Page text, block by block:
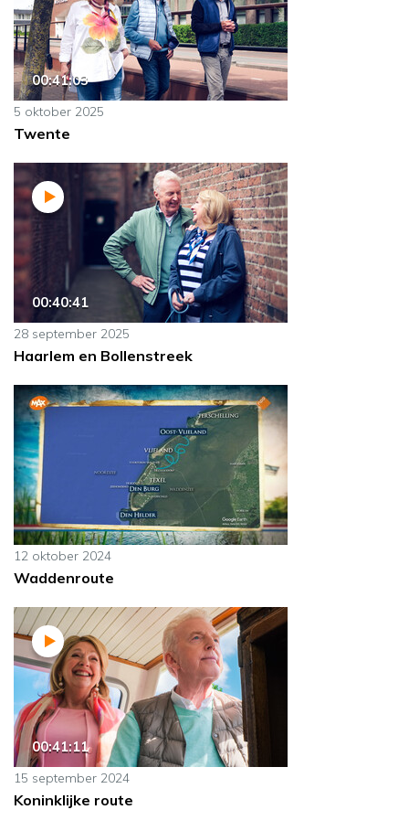
00:41:03
5 oktober 2025
Twente
00:40:41
28 september 2025
Haarlem en Bollenstreek
12 oktober 2024
Waddenroute
00:41:11
15 september 2024
Koninklijke route